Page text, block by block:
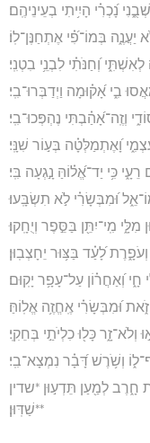
נָ֝כְרִ֗י הָיִ֥יתִי בְעֵינֵיהֶֽם׃
יַעֲנֶ֑ה בְּמוֹ־פִ֝֗י אֶתְחַנֶּן־לֽוֹ׃
לְאִשְׁתִּ֑י וְ֝חַנֹּתִ֗י לִבְנֵ֥י בִטְנִֽי׃
בִ֑י אָ֝ק֗וּמָה וַיְדַבְּרוּ־בִֽי׃
וְזֶֽה־אָ֝הַ֗בְתִּי נֶהְפְּכוּ־בִֽי׃
וָ֝אֶתְמַלְּטָ֗ה בְּע֣וֹר שִׁנָּֽי׃
כִּ֥י יַד־אֱ֝ל֗וֹהַּ נָ֣גְעָה בִּֽי׃
וּ֝מִבְּשָׂרִ֗י לֹ֣א תִשְׂבָּֽעוּ׃
מִלָּ֑י מִֽי־יִתֵּ֖ן בַּסֵּ֣פֶר וְיֻחָֽקוּ׃
לָ֝עַ֗ד בַּצּ֥וּר יֵחָצְבֽוּן׃
חָ֑י וְ֝אַחֲר֗וֹן עַל־עָפָ֥ר יָקֽוּם׃
וּ֝מִבְּשָׂרִ֗י אֶֽחֱזֶ֥ה אֱלֽוֹהַּ׃
וְלֹא־זָ֑ר כָּל֖וּ כִלְיֹתַ֣י בְּחֵקִֽי׃
וְשֹׁ֥רֶשׁ דָּ֝בָ֗ר נִמְצָא־בִֽי׃
חָ֑רֶב לְמַ֖עַן תֵּדְע֣וּן *שדין
**שַׁדּֽוּן׃